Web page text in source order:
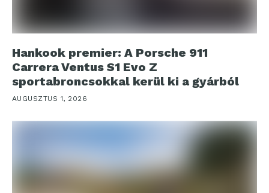
Hankook premier: A Porsche 911
Carrera Ventus S1 Evo Z
sportabroncsokkal kerül ki a gyárból
AUGUSZTUS 1, 2026